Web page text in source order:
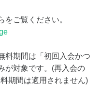
をご覧ください。
料期間は「初回入会かつ
が対象です。(再入会の
期間は適用されません)